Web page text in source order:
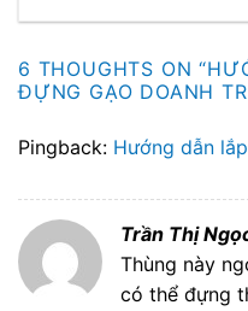
6 THOUGHTS ON “
ĐỰNG GẠO DOANH
Pingback: Hướng dẫn
Trần Thị
Thùng này
có thể đựng